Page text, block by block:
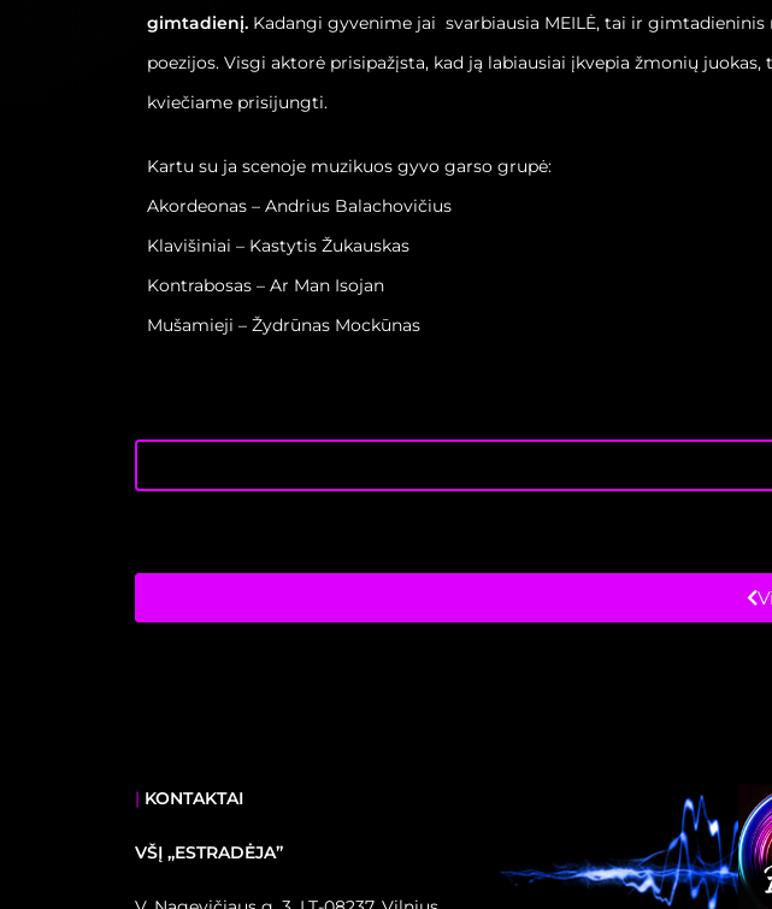
gimtadienį. Kadangi gyvenime jai svarbiausia MEILĖ, tai ir
poezijos. Visgi aktorė prisipažįsta, kad ją labiausiai įkvepia žmonių
kviečiame prisijungti.
Kartu su ja scenoje muzikuos gyvo garso grupė:
Akordeonas – Andrius Balachovičius
Klavišiniai – Kastytis Žukauskas
Kontrabosas – Ar Man Isojan
Mušamieji – Žydrūnas Mockūnas
| KONTAKTAI
VŠĮ ,,ESTRADĖJA”